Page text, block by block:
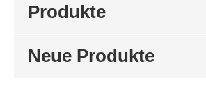
Produkte
Neue Produkte